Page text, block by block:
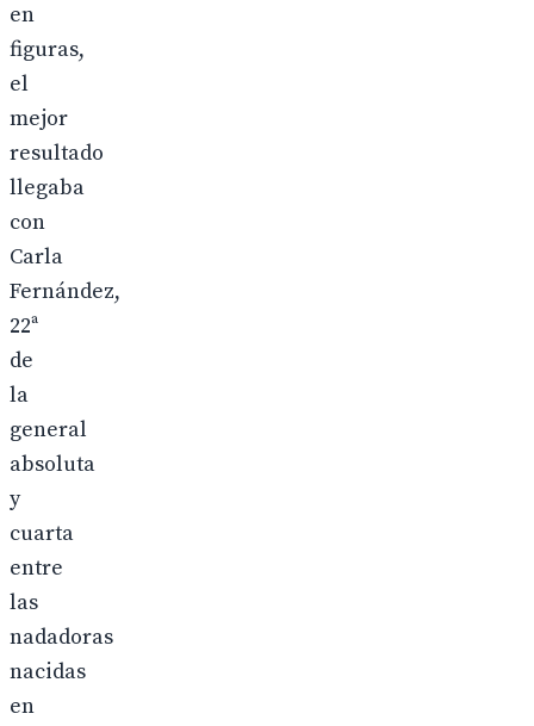
en
figuras,
el
mejor
resultado
llegaba
con
Carla
Fernández,
22ª
de
la
general
absoluta
y
cuarta
entre
las
nadadoras
nacidas
en